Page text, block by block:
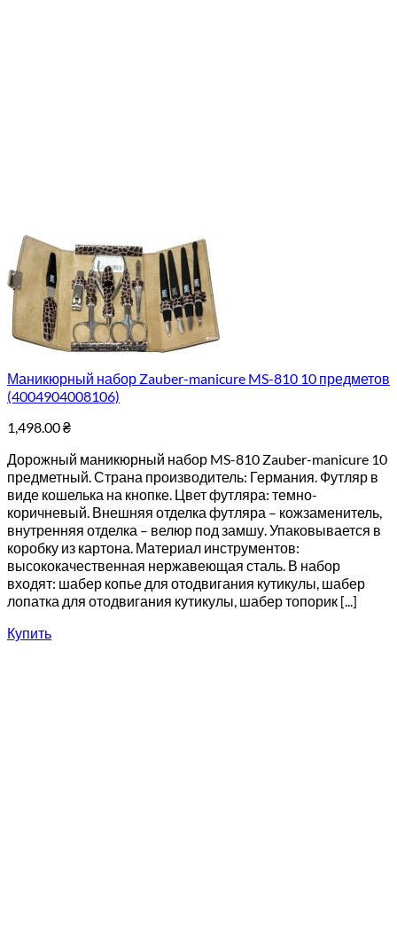
Маникюрный набор Zauber-manicure MS-810 10 предметов
(4004904008106)
1,498.00₴
Дорожный маникюрный набор MS-810 Zauber-manicure 10
предметный. Страна производитель: Германия. Футляр в
виде кошелька на кнопке. Цвет футляра: темно-
коричневый. Внешняя отделка футляра – кожзаменитель,
внутренняя отделка – велюр под замшу. Упаковывается в
коробку из картона. Материал инструментов:
высококачественная нержавеющая сталь. В набор
входят: шабер копье для отодвигания кутикулы, шабер
лопатка для отодвигания кутикулы, шабер топорик [...]
Купить